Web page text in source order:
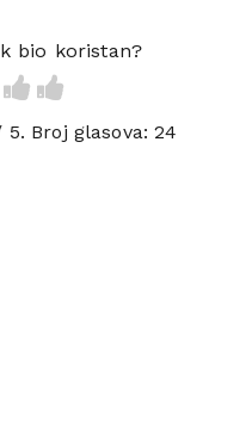
bio koristan?
5. Broj glasova:24